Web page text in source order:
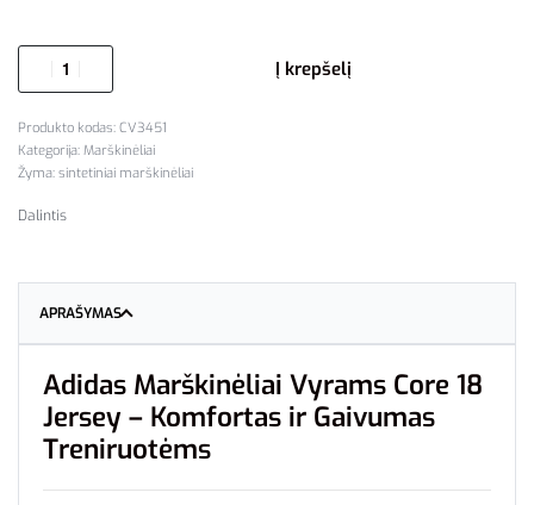
Į krepšelį
CV3451
Kategorija: Marškinėliai
Žyma: sintetiniai marškinėliai
Dalintis
APRAŠYMAS
Adidas Marškinėliai Vyrams Core 18
Jersey – Komfortas ir Gaivumas
Treniruotėms